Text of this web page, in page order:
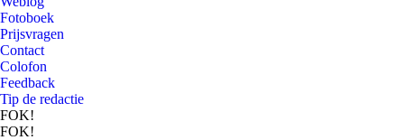
Fotoboek
Prijsvragen
Contact
Colofon
Feedback
Tip de redactie
FOK!
FOK!